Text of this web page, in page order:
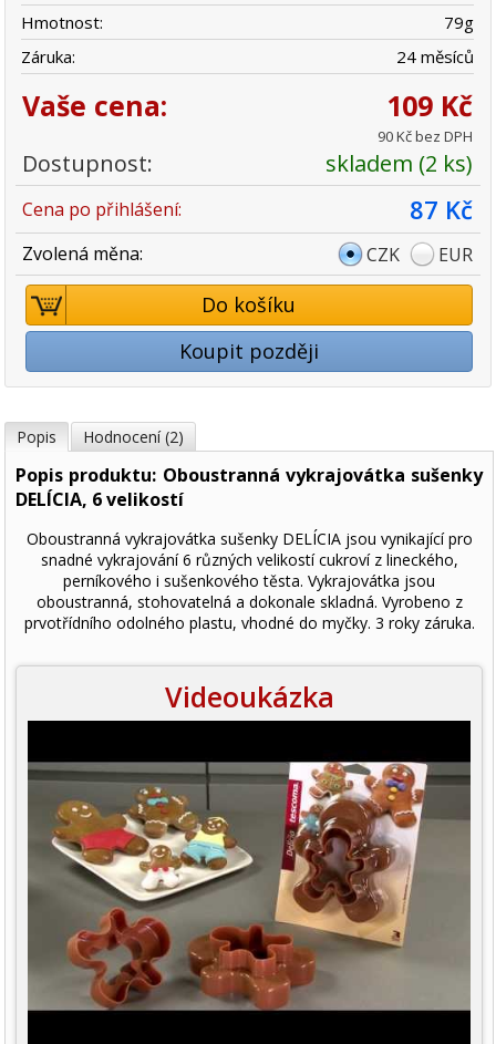
Hmotnost:
79g
Záruka:
24 měsíců
Vaše cena: 109 Kč
90 Kč bez DPH
Dostupnost: skladem (2 ks)
Cena po přihlášení: 87 Kč
Zvolená měna: CZK EUR
Do košíku
Koupit později
Popis Hodnocení (2)
Popis produktu: Oboustranná vykrajovátka sušenky
DELÍCIA, 6 velikostí
Oboustranná vykrajovátka sušenky DELÍCIA jsou vynikající pro
snadné vykrajování 6 různých velikostí cukroví z lineckého,
perníkového i sušenkového těsta. Vykrajovátka jsou
oboustranná, stohovatelná a dokonale skladná. Vyrobeno z
prvotřídního odolného plastu, vhodné do myčky. 3 roky záruka.
Videoukázka